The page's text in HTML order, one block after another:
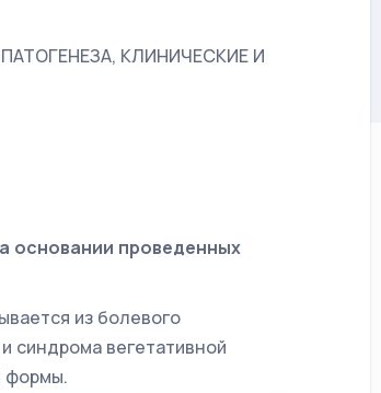
КЛИНИЧЕСКИЕ И
основании проведенных
из болевого
синдрома вегетативной
формы.